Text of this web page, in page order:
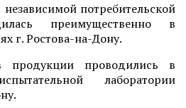
потребительской
преимущественно в
г. Ростова-на-Дону.
продукции проводились в
лаборатории